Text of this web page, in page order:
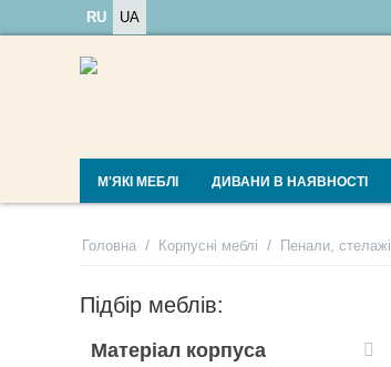
RU UA
М'ЯКІ МЕБЛІ ДИВАНИ В НАЯВНОСТІ
Головна / Корпусні меблі / Пенали, стелажі
Підбір меблів:
Матеріал корпуса